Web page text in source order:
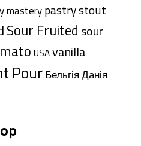
masterypastry stout
Sour Fruited sour
USAvanilla
PourБельгіяДанія